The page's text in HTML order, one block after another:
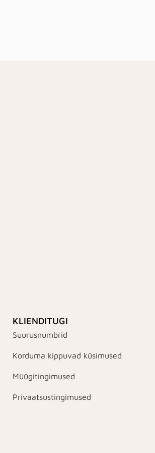
KLIENDITUGI
Suurusnumbrid
Korduma kippuvad küsimused
Müügitingimused
Privaatsustingimused